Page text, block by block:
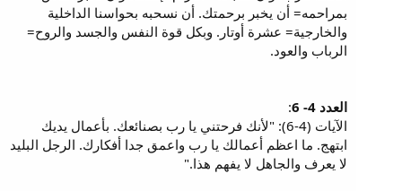
بمراحمه= أن يخبر برحمتك. أن نسحبه بحواسنا الداخلية
والخارجية= عشرة أوتار. وبكل قوة النفس والجسد والروح=
الرباب والعود.
العدد 4- 6
:
الآيات (4-6): "لأنك فرحتني يا رب بصنائعك. بأعمال يديك
ابتهج. ما اعظم أعمالك يا رب واعمق جدا أفكارك. الرجل البليد
لا يعرف والجاهل لا يفهم هذا."